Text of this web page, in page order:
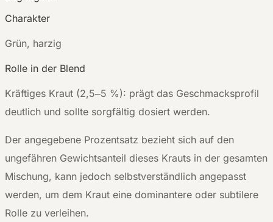
Charakter
Grün, harzig
Rolle in der Blend
Kräftiges Kraut (2,5–5 %): prägt das Geschmacksprofil
deutlich und sollte sorgfältig dosiert werden.
Der angegebene Prozentsatz bezieht sich auf den
ungefähren Gewichtsanteil dieses Krauts in der gesamten
Mischung, kann jedoch selbstverständlich angepasst
werden, um dem Kraut eine dominantere oder subtilere
Rolle zu verleihen.